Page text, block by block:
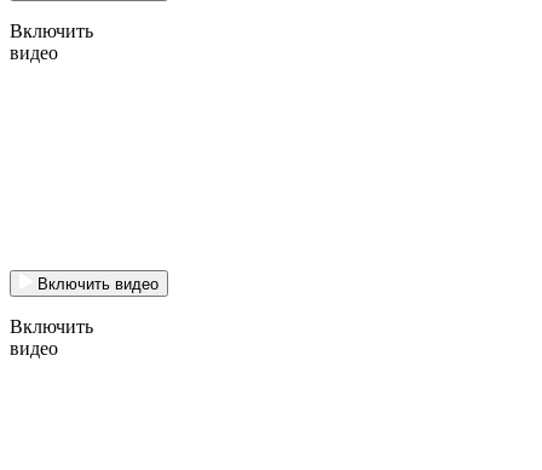
Включить
видео
Включить видео
Включить
видео